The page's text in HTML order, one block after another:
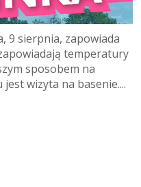
9 sierpnia, zapowiada
temperatury
sposobem na
wizyta na basenie....